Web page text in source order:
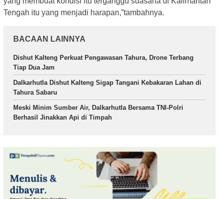
Tengah itu yang menjadi harapan,”tambahnya.
BACAAN LAINNYA
Dishut Kalteng Perkuat Pengawasan Tahura, Drone Terbang
Tiap Dua Jam
Dalkarhutla Dishut Kalteng Sigap Tangani Kebakaran Lahan di
Tahura Sabaru
Meski Minim Sumber Air, Dalkarhutla Bersama TNI-Polri
Berhasil Jinakkan Api di Timpah